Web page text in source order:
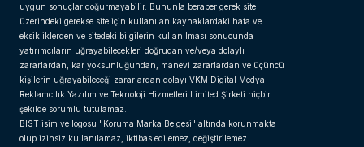
uygun sonuçlar doğurmayabilir. Bununla beraber gerek site
üzerindeki gerekse site için kullanılan kaynaklardaki hata ve
eksikliklerden ve sitedeki bilgilerin kullanılması sonucunda
yatırımcıların uğrayabilecekleri doğrudan ve/veya dolaylı
zararlardan, kar yoksunluğundan, manevi zararlardan ve üçüncü
kişilerin uğrayabileceği zararlardan dolayı VKM Digital Medya
Reklamcılık Yazılım ve Teknoloji Hizmetleri Limited Şirketi hiçbir
şekilde sorumlu tutulamaz.
BIST isim ve logosu "Koruma Marka Belgesi" altında korunmakta
olup izinsiz kullanılamaz, iktibas edilemez, değiştirilemez.